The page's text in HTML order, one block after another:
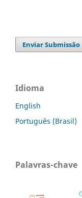
Enviar Submissão
Idioma
English
Português (Brasil)
Palavras-chave